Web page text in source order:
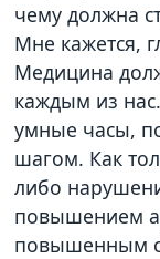
чему должна
Мне кажется,
Медицина
каждым из
умные часы,
шагом. Как
либо
повышением
повышенным